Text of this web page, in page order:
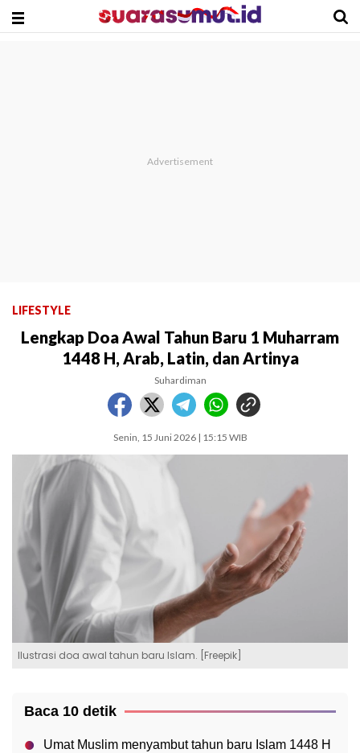
LIFESTYLE
Lengkap Doa Awal Tahun Baru 1 Muharram
1448 H, Arab, Latin, dan Artinya
Suhardiman
Senin, 15 Juni 2026 | 15:15 WIB
Ilustrasi doa awal tahun baru Islam. [Freepik]
Baca 10 detik
Umat Muslim menyambut tahun baru Islam 1448 H